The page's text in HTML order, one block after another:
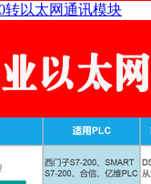
转以太网通讯模块